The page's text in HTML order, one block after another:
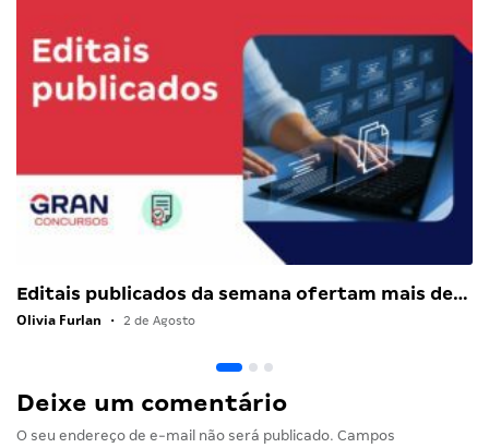
Editais publicados da semana ofertam mais de…
Olivia Furlan • 2 de Agosto
Deixe um comentário
O seu endereço de e-mail não será publicado. Campos